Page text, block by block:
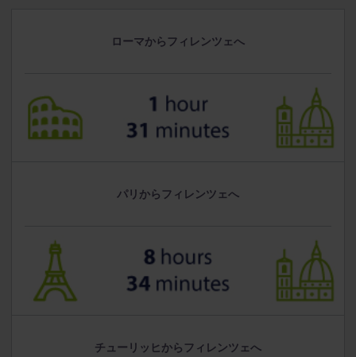
ローマからフィレンツェへ
パリからフィレンツェへ
チューリッヒからフィレンツェへ